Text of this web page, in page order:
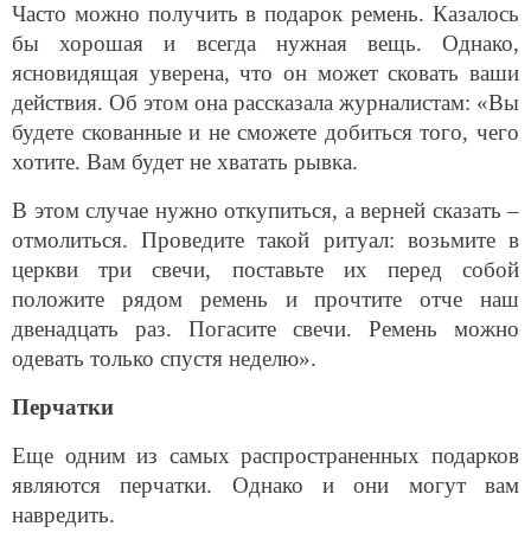
Часто можно получить в подарок ремень. Казалось
бы хорошая и всегда нужная вещь. Однако,
ясновидящая уверена, что он может сковать ваши
действия. Об этом она рассказала журналистам: «Вы
будете скованные и не сможете добиться того, чего
хотите. Вам будет не хватать рывка.
В этом случае нужно откупиться, а верней сказать –
отмолиться. Проведите такой ритуал: возьмите в
церкви три свечи, поставьте их перед собой
положите рядом ремень и прочтите отче наш
двенадцать раз. Погасите свечи. Ремень можно
одевать только спустя неделю».
Перчатки
Еще одним из самых распространенных подарков
являются перчатки. Однако и они могут вам
навредить.